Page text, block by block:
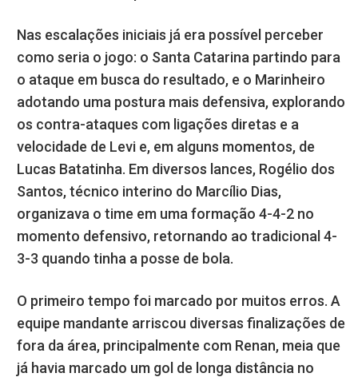
Nas escalações iniciais já era possível perceber
como seria o jogo: o Santa Catarina partindo para
o ataque em busca do resultado, e o Marinheiro
adotando uma postura mais defensiva, explorando
os contra-ataques com ligações diretas e a
velocidade de Levi e, em alguns momentos, de
Lucas Batatinha. Em diversos lances, Rogélio dos
Santos, técnico interino do Marcílio Dias,
organizava o time em uma formação 4-4-2 no
momento defensivo, retornando ao tradicional 4-
3-3 quando tinha a posse de bola.
O primeiro tempo foi marcado por muitos erros. A
equipe mandante arriscou diversas finalizações de
fora da área, principalmente com Renan, meia que
já havia marcado um gol de longa distância no